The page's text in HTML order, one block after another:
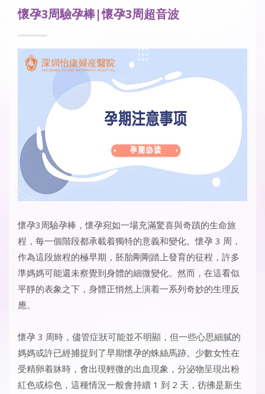
懷孕3周驗孕棒|懷孕3周超音波
懷孕3周驗孕棒 ，懷孕宛如一場充滿驚喜與奇蹟的生命旅
程，每一個階段都承載着獨特的意義和變化。懷孕 3 周，
作為這段旅程的極早期，胚胎剛剛踏上發育的征程，許多
準媽媽可能還未察覺到身體的細微變化。然而，在這看似
平靜的表象之下，身體正悄然上演着一系列奇妙的生理反
應。
懷孕 3 周時，儘管症狀可能並不明顯，但一些心思細膩的
媽媽或許已經捕捉到了早期懷孕的蛛絲馬跡。少數女性在
受精卵着牀時，會出現輕微的出血現象，分泌物呈現出粉
紅色或棕色，這種情況一般會持續 1 到 2 天，彷彿是新生